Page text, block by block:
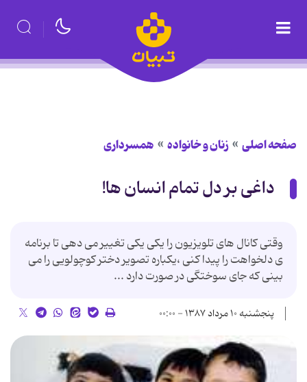
صفحه اصلی زنان و خانواده همسرداری
داغی بر دل تمام انسان ها!
وقتی کانال های تلویزیون را یکی یکی تغییر می دهی تا برنامه
ی دلخواهت را پیدا کنی ،یکباره تصویر دختر کوچولویی را می
بینی که جای سوختگی در صورت دارد ...
پنجشنبه ۱۰ مرداد ۱۳۸۷ - ۰۰:۰۰